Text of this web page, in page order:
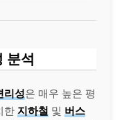
분석
리성은 매우 높은 평
한 지하철 및 버스